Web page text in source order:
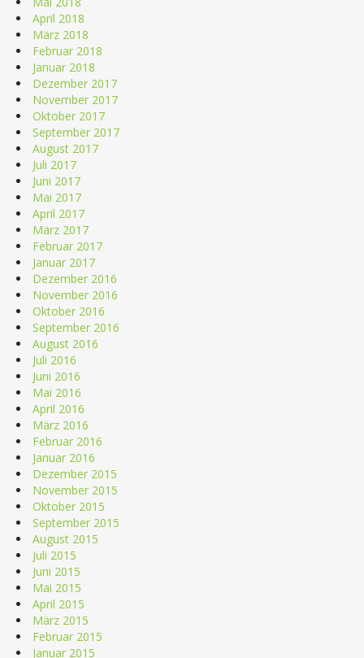
April 2018
März 2018
Februar 2018
Januar 2018
Dezember 2017
November 2017
Oktober 2017
September 2017
August 2017
Juli 2017
Juni 2017
Mai 2017
April 2017
März 2017
Februar 2017
Januar 2017
Dezember 2016
November 2016
Oktober 2016
September 2016
August 2016
Juli 2016
Juni 2016
Mai 2016
April 2016
März 2016
Februar 2016
Januar 2016
Dezember 2015
November 2015
Oktober 2015
September 2015
August 2015
Juli 2015
Juni 2015
Mai 2015
April 2015
März 2015
Februar 2015
Januar 2015